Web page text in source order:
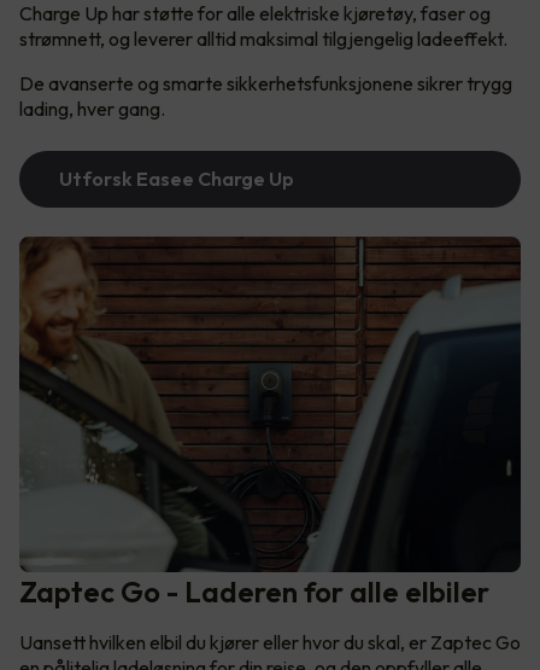
Charge Up har støtte for alle elektriske kjøretøy, faser og
strømnett, og leverer alltid maksimal tilgjengelig ladeeffekt.
De avanserte og smarte sikkerhetsfunksjonene sikrer trygg
lading, hver gang.
Utforsk Easee Charge Up
Zaptec Go - Laderen for alle elbiler
Uansett hvilken elbil du kjører eller hvor du skal, er Zaptec Go